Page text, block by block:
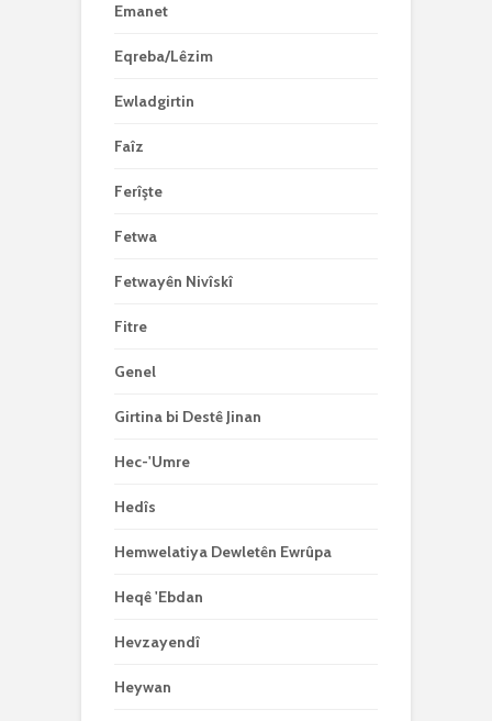
Emanet
Eqreba/Lêzim
Ewladgirtin
Faîz
Ferîşte
Fetwa
Fetwayên Nivîskî
Fitre
Genel
Girtina bi Destê Jinan
Hec-'Umre
Hedîs
Hemwelatiya Dewletên Ewrûpa
Heqê 'Ebdan
Hevzayendî
Heywan